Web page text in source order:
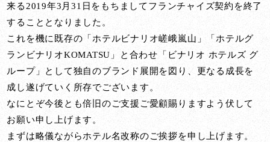
来る2019年3月31日をもちましてフランチャイズ契約を終了
することとなりました。
これを機に既存の「ホテルビナリオ嵯峨嵐山」「ホテルグ
ランビナリオKOMATSU」と合わせ「ビナリオ ホテルズ グ
ループ」として独自のブランド展開を図り、更なる成長を
成し遂げていく所存でございます。
なにとぞ今後とも倍旧のご支援ご愛顧賜りますよう伏して
お願い申し上げます。
まずは略儀ながらホテル名改称のご挨拶を申し上げます。